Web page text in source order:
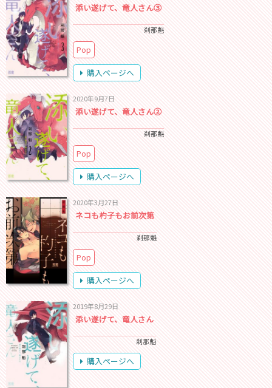
添い遂げて、竜人さん③
刹那魁
Pop
購入ページへ
2020年9月7日
添い遂げて、竜人さん②
刹那魁
Pop
購入ページへ
2020年3月27日
ネコも杓子もお前次第
刹那魁
Pop
購入ページへ
2019年8月29日
添い遂げて、竜人さん
刹那魁
購入ページへ